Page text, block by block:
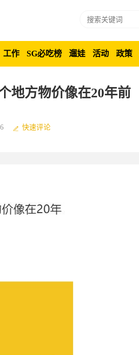
工作 SG必吃榜 遛娃 活动 政策
地方物价像在20年前
快速评论